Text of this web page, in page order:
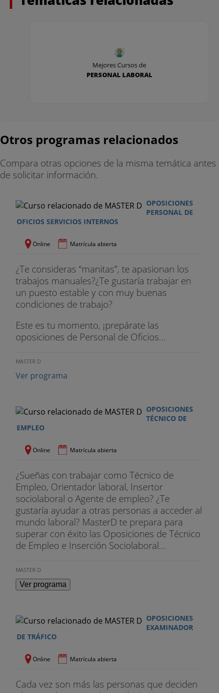
Mejores Cursos de
PERSONAL LABORAL
Otros programas relacionados
Compara otras opciones de la misma temática antes
de solicitar información.
OPOSICIONES
PERSONAL DE
OFICIOS SERVICIOS INTERNOS
Online Matrícula abierta
¿Te consideras “manitas”, te apasionan los
trabajos manuales?¿Te gustaría trabajar en
un puesto estable y con muy buenas
condiciones de trabajo?
Este es tu momento, ¡prepárate las
oposiciones de Personal de Oficios...
MASTER D
Ver programa
OPOSICIONES
TÉCNICO DE
EMPLEO
Online Matrícula abierta
¿Sueñas con trabajar como Técnico de
Empleo, Orientador laboral, Insertor
sociolaboral o Agente de empleo? ¿Te
gustaría ayudar a otras personas a acceder al
mundo laboral? MasterD te prepara para
superar con éxito las Oposiciones de Técnico
de Empleo e Inserción Sociolaboral...
MASTER D
Ver programa
OPOSICIONES
EXAMINADOR
DE TRÁFICO
Online Matrícula abierta
Cada vez son más las personas que deciden